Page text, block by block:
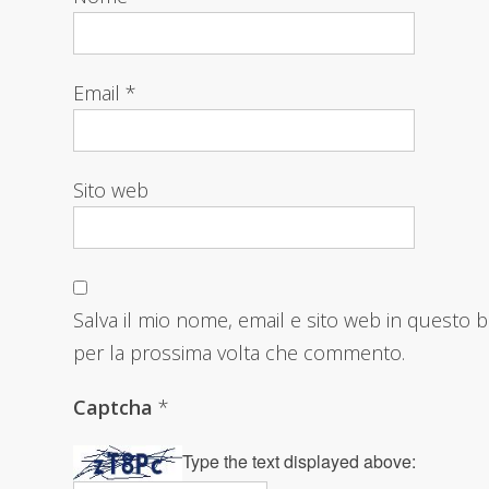
Email*
Sito web
Salva il mio nome, email e sito web in questo
per la prossima volta che commento.
Captcha*
Type the text displayed above: